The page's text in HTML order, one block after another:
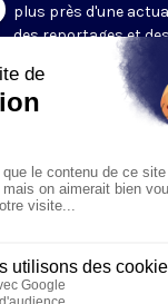
plus près d'une
des reportages et
magazine de 52
au cœur d'un
portée.